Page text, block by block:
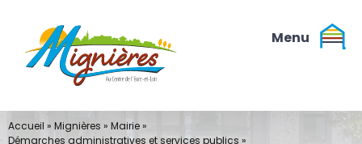
contenu
Accueil » Mignières » Mairie»
Démarches administratives et services publics »